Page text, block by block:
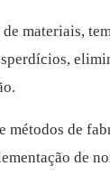
materiais,
de
de